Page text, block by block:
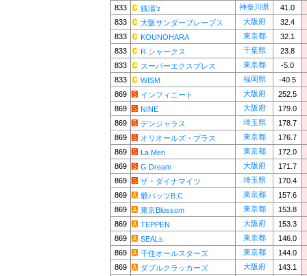
833
銭湯'z 神奈川県
41.0
833
大阪サンダーブレーブス 大阪府
32.4
833
KOUNOHARA 東京都
32.1
833
R.シャークス 千葉県
23.8
833
スーパーエクスプレス 東京都
-5.0
833
WISM 福岡県
-40.5
869
インフィニート 大阪府
252.5
869
NINE 大阪府
179.0
869
デンジャラス 埼玉県
178.7
869
オリオールズ・プラス 東京都
176.7
869
La Men 東京都
172.0
869
G Dream 大阪府
171.7
869
ザ・ダイナマイツ 埼玉県
170.4
869
爺バッツB.C 東京都
157.6
869
東京Blossom 東京都
153.8
869
TEPPEN 大阪府
153.3
869
SEALs 東京都
146.0
869
千住オールスターズ 東京都
144.0
869
ダブルクラッカーズ 大阪府
143.1